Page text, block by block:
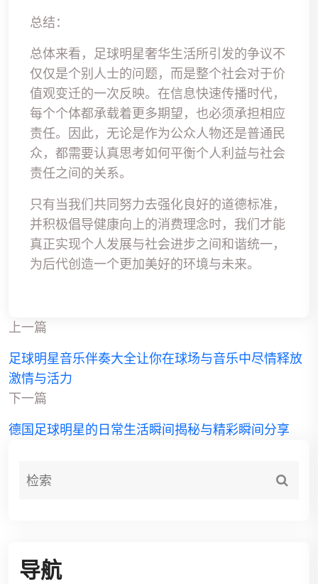
总结：
总体来看，足球明星奢华生活所引发的争议不
仅仅是个别人士的问题，而是整个社会对于价
值观变迁的一次反映。在信息快速传播时代，
每个个体都承载着更多期望，也必须承担相应
责任。因此，无论是作为公众人物还是普通民
众，都需要认真思考如何平衡个人利益与社会
责任之间的关系。
只有当我们共同努力去强化良好的道德标准，
并积极倡导健康向上的消费理念时，我们才能
真正实现个人发展与社会进步之间和谐统一，
为后代创造一个更加美好的环境与未来。
上一篇
足球明星音乐伴奏大全让你在球场与音乐中尽情释放
激情与活力
下一篇
德国足球明星的日常生活瞬间揭秘与精彩瞬间分享
导航